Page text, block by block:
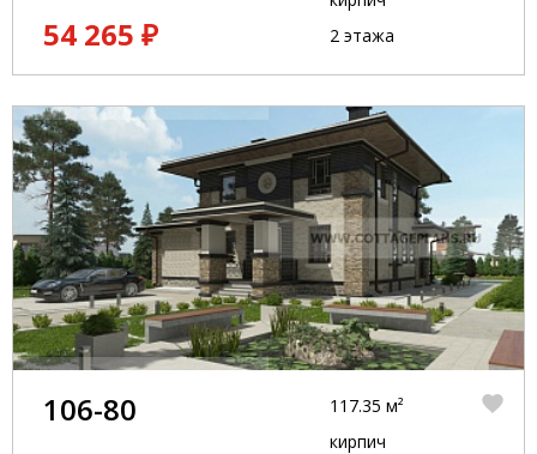
54 265 ₽
2 этажа
106-80
117.35 м²
кирпич